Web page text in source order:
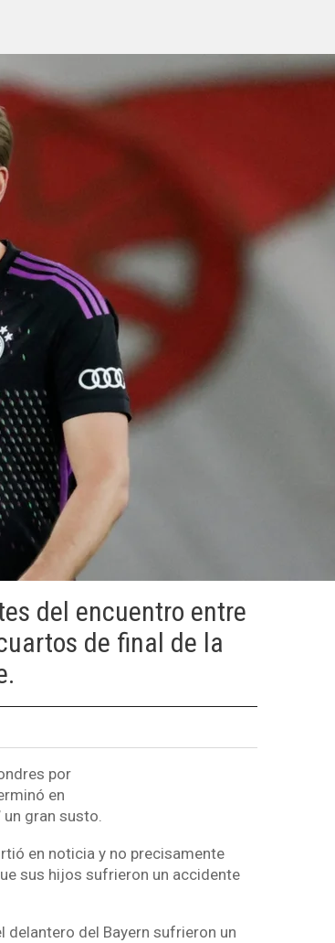
del encuentro entre
de final de la
por
en
un gran susto.
en noticia y no precisamente
sus hijos sufrieron un accidente
del Bayern sufrieron un